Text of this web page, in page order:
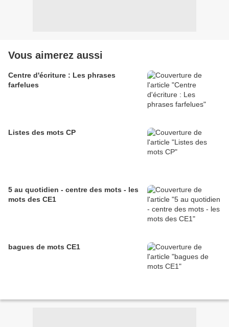
Vous aimerez aussi
Centre d'écriture : Les phrases
farfelues
Listes des mots CP
5 au quotidien - centre des mots - les
mots des CE1
bagues de mots CE1